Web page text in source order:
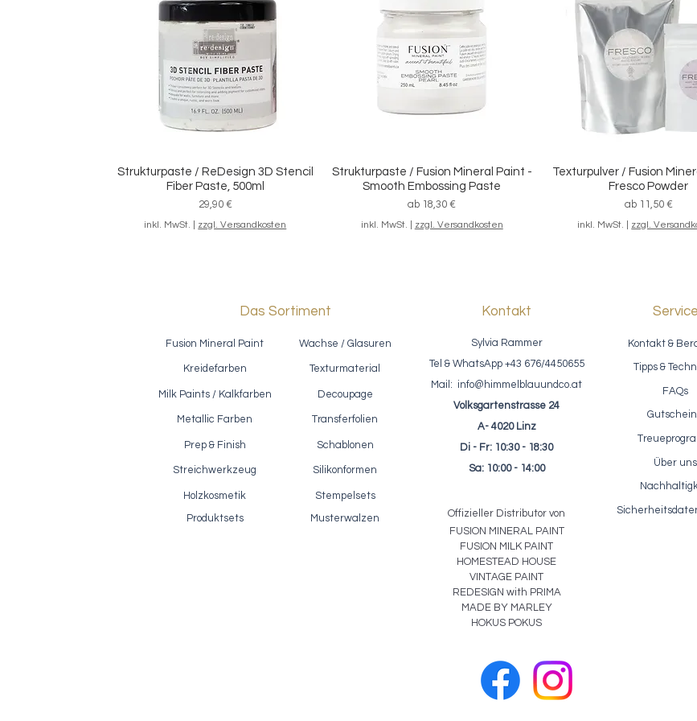
Schnellansicht
Malerband "Premium Masking Tape"
für saubere Kanten
ab6,20 €
Sale-Preis
inkl. MwSt.|zzgl. Versandkosten
Schnellansicht
Set / Streichset "Grundausstattung",
7-teilig
Standardpreis
46,20 € Sale-Preis
39,80 €
Schnellansicht
Strukturpaste / ReDesign 3D Stencil
Fiber Paste, 500ml
Preis
29,90 €
inkl. MwSt. zzgl. Versandkosten
Schnellansicht
Strukturpaste / Fusion Mineral Paint -
Smooth Embossing Paste
ab 18,30 €
Sale-Preis
inkl. MwSt. zzgl. Versandkosten
Schnellansicht
Texturpulver / Fusion
Fresco Powder
ab 11,50 €
Sale-Preis
inkl. MwSt. zzgl.
Schnellansicht
Reißlack / Polyvine - Crackle Glaze,
500ml
Schnellansicht
Effektpaste / ReDesign - Glass
Bead Gel - Glasperlen Paste
Clear Glaze 250ml
Preis
22,50 €
inkl. MwSt.|zzgl.
Das Sortiment
Fusion Mineral Paint Wachse / Glasuren
Kreidefarben Texturmaterial
Milk Paints / Kalkfarben Decoupage
Metallic Farben Transferfolien
Prep & Finish Schablonen
Streichwerkzeug Silikonformen
Holzkosmetik
Stempelsets
Produktsets
Musterwalzen
Kontakt
Sylvia Rammer
Tel & WhatsApp +43 676/4450655
Mail: info@himmelblauundco.at
Volksgartenstrasse 24
A- 4020 Linz
Di - Fr: 10:30 - 18:30
Sa: 10:00 - 14:00
Service
Kontakt &
Tipps &
FAQs
Über uns
Offizieller Distributor von
FUSION MIN ERAL PAINT
FUSION MILK PAINT
HOMESTEAD HOUSE
VINTAGE PAINT
REDESIGN with PRIMA
MADE BY MARLEY
HOKUS POKUS